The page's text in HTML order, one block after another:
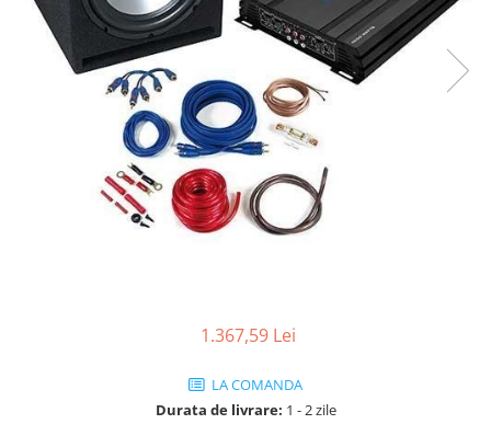
Rame adaptoare
Condensatoare
Adaptoare Hi-Low
1.367,59 Lei
LA COMANDA
Durata de livrare: 1 - 2 zile